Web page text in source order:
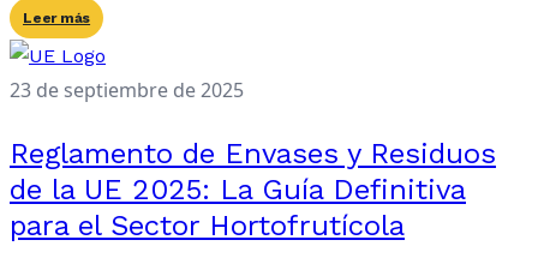
Leer más
23 de septiembre de 2025
Reglamento de Envases y Residuos
de la UE 2025: La Guía Definitiva
para el Sector Hortofrutícola